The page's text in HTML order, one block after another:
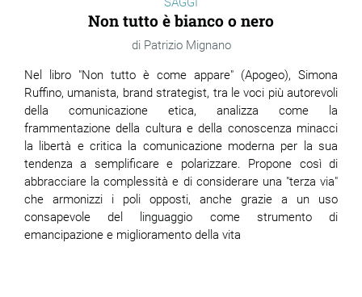
Non tutto è bianco o nero
Patrizio Mignano
Nel libro "Non tutto è come appare" (Apogeo), Simona
Ruffino, umanista, brand strategist, tra le voci più autorevoli
della comunicazione etica, analizza come la
frammentazione della cultura e della conoscenza minacci
la libertà e critica la comunicazione moderna per la sua
tendenza a semplificare e polarizzare. Propone così di
abbracciare la complessità e di considerare una "terza via"
che armonizzi i poli opposti, anche grazie a un uso
consapevole del linguaggio come strumento di
emancipazione e miglioramento della vita